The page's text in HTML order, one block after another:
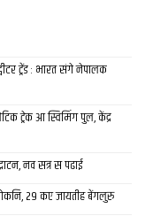
ट्रेंड : भारत संगे नेपालक
ट्रेक आ स्विमिंग पुल, केंद्र
नव सत्र स पढाई
29 कए जायतीह बेंगलुरु